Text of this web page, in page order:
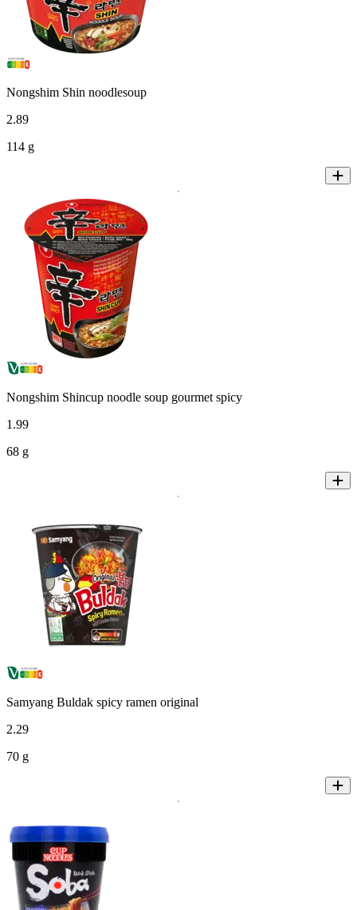
Nongshim Shin noodlesoup
2.89
114 g
Nongshim Shincup noodle soup gourmet spicy
1 .99
68 g
Samyang Buldak spicy ramen original
2.29
70 g